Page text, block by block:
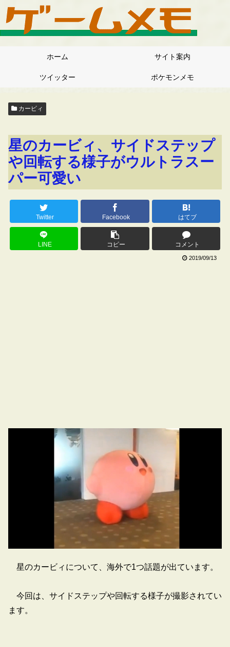
ホーム サイト案内
ツイッター ポケモンメモ
カービィ
星のカービィ、サイドステップ
や回転する様子がウルトラスー
パー可愛い
Twitter Facebook はてブ
LINE コピー コメント
2019/09/13
星のカービィについて、海外で1つ話題が出ています。
今回は、サイドステップや回転する様子が撮影されてい
ます。